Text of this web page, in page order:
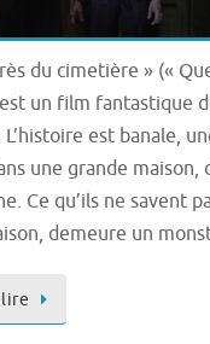
du cimetière » («
un film fantastique
est banale,
une grande maison,
Ce qu’ils ne savent
demeure un